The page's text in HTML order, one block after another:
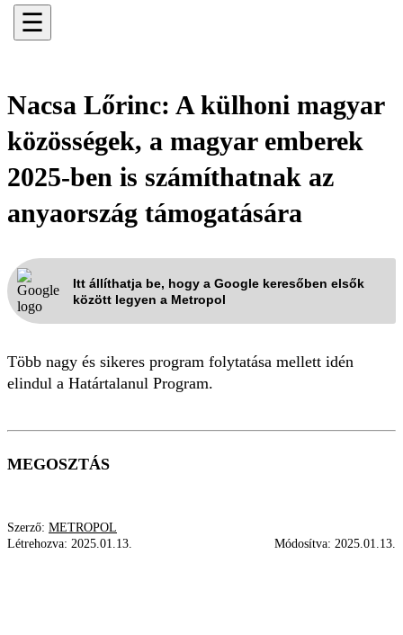
☰
Nacsa Lőrinc: A külhoni magyar
közösségek, a magyar emberek
2025-ben is számíthatnak az
anyaország támogatására
Itt állíthatja be, hogy a Google keresőben elsők
között legyen a Metropol
Több nagy és sikeres program folytatása mellett idén
elindul a Határtalanul Program.
MEGOSZTÁS
Szerző: METROPOL
Létrehozva: 2025.01.13. Módosítva: 2025.01.13.